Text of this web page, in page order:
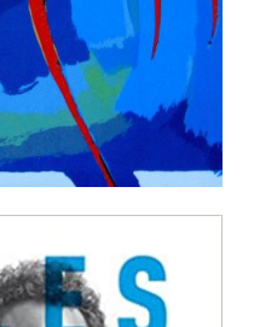
en français !!